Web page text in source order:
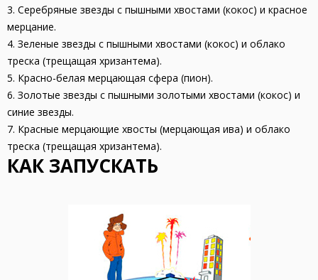
3. Серебряные звезды с пышными хвостами (кокос) и красное
мерцание.
4. Зеленые звезды с пышными хвостами (кокос) и облако
треска (трещащая хризантема).
5. Красно-белая мерцающая сфера (пион).
6. Золотые звезды с пышными золотыми хвостами (кокос) и
синие звезды.
7. Красные мерцающие хвосты (мерцающая ива) и облако
треска (трещащая хризантема).
КАК ЗАПУСКАТЬ